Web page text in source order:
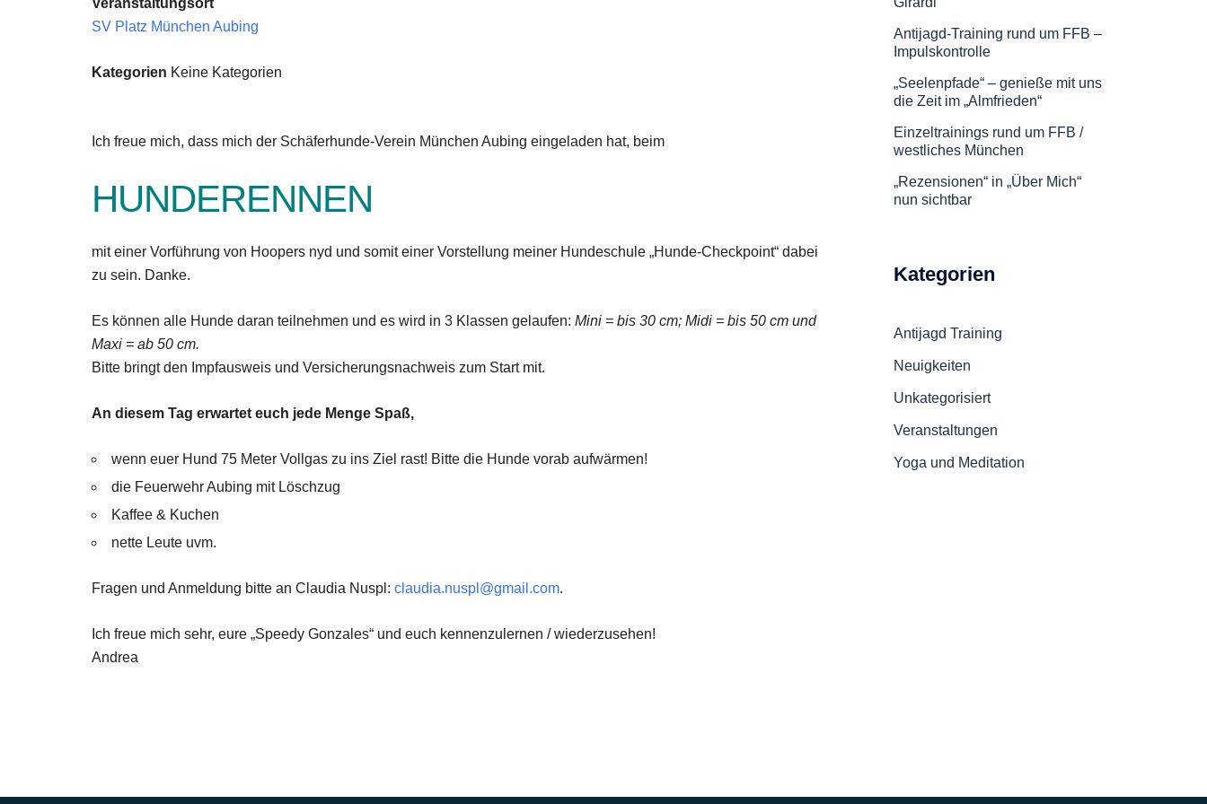
Veranstaltungsort
SV Platz München Aubing
Kategorien Keine Kategorien
Ich freue mich, dass mich der Schäferhunde-Verein München Aubing eingeladen hat, beim
HUNDERENNEN
mit einer Vorführung von Hoopers nyd und somit einer Vorstellung meiner Hundeschule „Hunde-Checkpoint“ dabei
zu sein. Danke.
Es können alle Hunde daran teilnehmen und es wird in 3 Klassen gelaufen: Mini = bis 30 cm; Midi = bis 50 cm und
Maxi = ab 50 cm.
Bitte bringt den Impfausweis und Versicherungsnachweis zum Start mit.
An diesem Tag erwartet euch jede Menge Spaß,
wenn euer Hund 75 Meter Vollgas zu ins Ziel rast! Bitte die Hunde vorab aufwärmen!
die Feuerwehr Aubing mit Löschzug
Kaffee & Kuchen
nette Leute uvm.
Fragen und Anmeldung bitte an Claudia Nuspl: claudia.nuspl@gmail.com.
Ich freue mich sehr, eure „Speedy Gonzales“ und euch kennenzulernen / wiederzusehen!
Andrea
Antijagd-Training rund um FFB –
Impulskontrolle
„Seelenpfade“ – genieße mit uns
die Zeit im „Almfrieden“
Einzeltrainings rund um FFB /
westliches München
„Rezensionen“ in „Über Mich“
nun sichtbar
Kategorien
Antijagd Training
Neuigkeiten
Unkategorisiert
Veranstaltungen
Yoga und Meditation